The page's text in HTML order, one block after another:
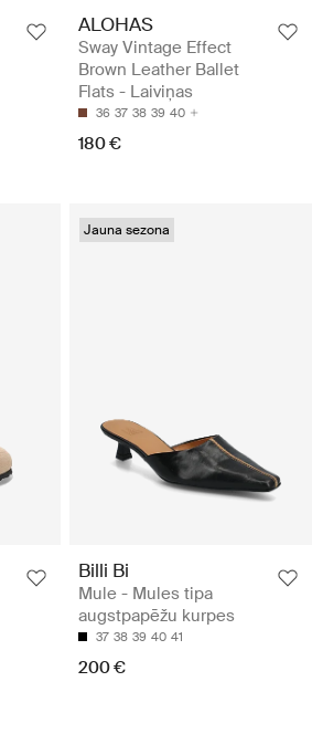
ALOHAS
Sway Vintage Effect
Brown Leather Ballet
Flats - Laiviņas
36 37 38 39 40
180 €
Jauna sezona
Billi Bi
Mule - Mules tipa
augstpapēžu kurpes
37 38 39 40 41
200 €